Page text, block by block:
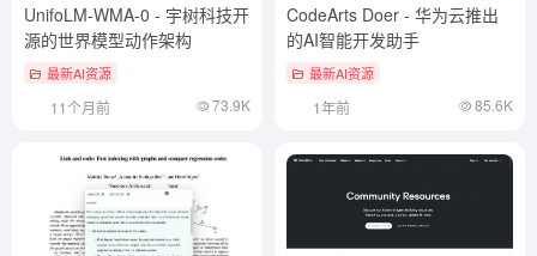
UnifoLM-WMA-0 - 宇树科技开
源的世界模型动作架构
最新AI资源
11个月前 73.9K
CodeArts Doer - 华为云推出
的AI智能开发助手
最新AI资源
1年前 85.6K